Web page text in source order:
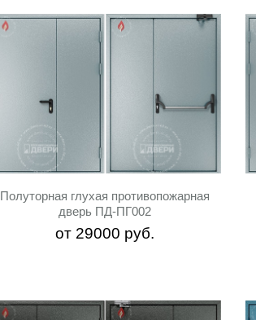
Полуторная глухая противопожарная
дверь ПД-ПГ002
от 29000 руб.